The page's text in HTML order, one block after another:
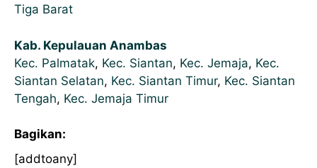
Tiga Barat
Kab. Kepulauan Anambas
Kec. Palmatak, Kec. Siantan, Kec. Jemaja, Kec.
Siantan Selatan, Kec. Siantan Timur, Kec. Siantan
Tengah, Kec. Jemaja Timur
Bagikan:
[addtoany]